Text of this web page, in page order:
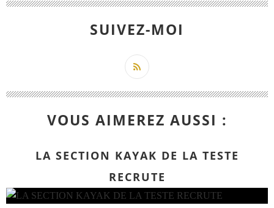
SUIVEZ-MOI
VOUS AIMEREZ AUSSI :
LA SECTION KAYAK DE LA TESTE
RECRUTE